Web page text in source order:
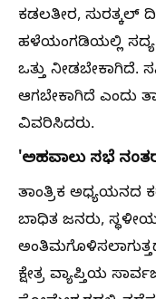
ಕಡಲತೀರ, ಸುರತ್ಕಲ್
ಹಳೆಯಂಗಡಿಯಲ್ಲಿ
ಒತ್ತು ನೀಡಬೇಕಾಗಿದೆ.
ಆಗಬೇಕಾಗಿದೆ ಎಂದು
ವಿವರಿಸಿದರು.
'ಅಹವಾಲು ಸಭೆ
ತಾಂತ್ರಿಕ ಅಧ್ಯಯನದ
ಬಾಧಿತ ಜನರು,
ಕ್ಷೇತ್ರ ವ್ಯಾಪ್ತಿಯ